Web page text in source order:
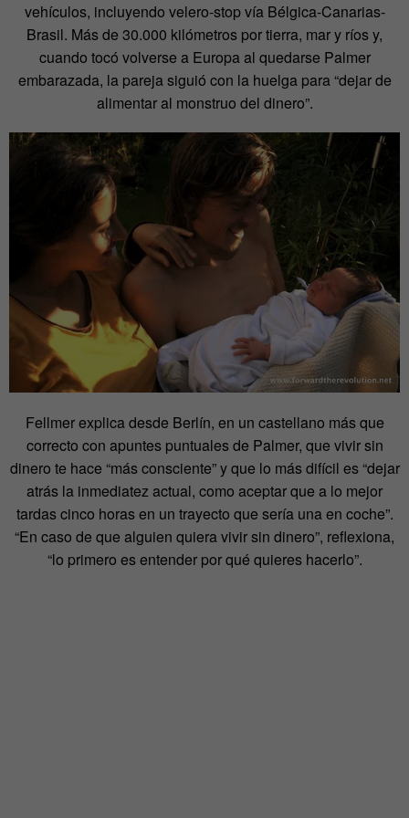
vehículos, incluyendo velero-stop vía Bélgica-Canarias-
Brasil. Más de 30.000 kilómetros por tierra, mar y ríos y,
cuando tocó volverse a Europa al quedarse Palmer
embarazada, la pareja siguió con la huelga para “dejar de
alimentar al monstruo del dinero”.
Fellmer explica desde Berlín, en un castellano más que
correcto con apuntes puntuales de Palmer, que vivir sin
dinero te hace “más consciente” y que lo más difícil es “dejar
atrás la inmediatez actual, como aceptar que a lo mejor
tardas cinco horas en un trayecto que sería una en coche”.
“En caso de que alguien quiera vivir sin dinero”, reflexiona,
“lo primero es entender por qué quieres hacerlo”.